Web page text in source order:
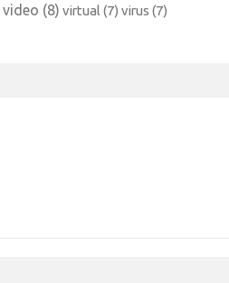
video (8) virtual (7) virus (7)